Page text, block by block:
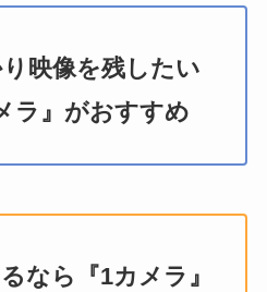
映像を残したい
ラ』がおすすめ
なら『1カメラ』